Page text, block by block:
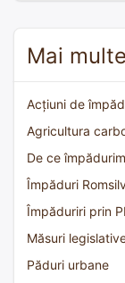
Mai
Acțiuni de
Agricultura
De ce împădurim
Împăduri
Împăduriri prin
Măsuri
Păduri urbane